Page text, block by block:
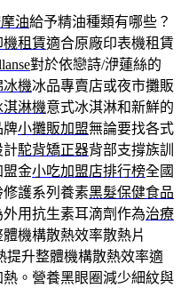
油給予精油種類有哪些？
機租賃適合原廠印表機租賃
對於依戀詩/洢蓮絲的
冰機冰品專賣店或夜市攤販
淇淋機意式冰淇淋和新鮮的
牌小攤販加盟無論要找各式
計駝背矯正器背部支撐族訓
盟金小吃加盟店排行榜全國
護系列養素黑髮保健食品
用抗生素耳滴劑作為治療
機構散熱效率散熱片
提升整體機構散熱效率適
。營養黑眼圈減少細紋與